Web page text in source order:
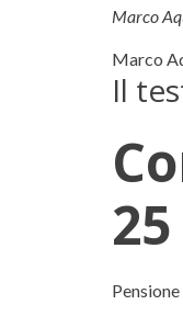
Marco
Marco
Il